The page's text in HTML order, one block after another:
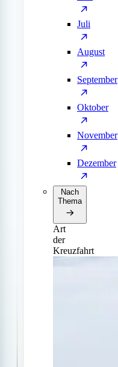
Juli
August
September
Oktober
November
Dezember
Nach
Thema
Art
der
Kreuzfahrt